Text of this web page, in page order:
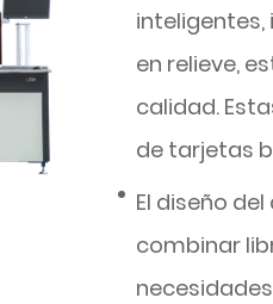
en relieve,
calidad.
de tarjetas
El diseño
combinar